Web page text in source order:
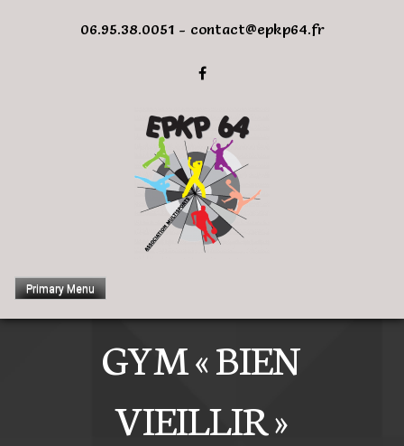
06.95.38.0051 - contact@epkp64.fr
Primary Menu
GYM « BIEN
VIEILLIR »